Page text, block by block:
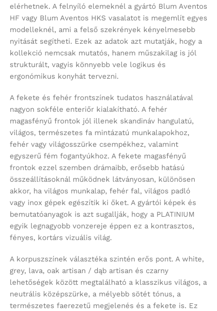
elérhetnek. A felnyíló elemeknél a gyártó Blum Aventos
HF vagy Blum Aventos HKS vasalatot is megemlít egyes
modelleknél, ami a felső szekrények kényelmesebb
nyitását segítheti. Ezek az adatok azt mutatják, hogy a
kollekció nemcsak mutatós, hanem műszakilag is jól
strukturált, vagyis könnyebb vele logikus és
ergonómikus konyhát tervezni.
A fekete és fehér frontszínek tudatos használatával
nagyon sokféle enteriőr kialakítható. A fehér
magasfényű frontok jól illenek skandináv hangulatú,
világos, természetes fa mintázatú munkalapokhoz,
fehér vagy világosszürke csempékhez, valamint
egyszerű fém fogantyúkhoz. A fekete magasfényű
frontok ezzel szemben drámaibb, erősebb hatású
összeállításoknál működnek látványosan, különösen
akkor, ha világos munkalap, fehér fal, világos padló
vagy inox gépek egészítik ki őket. A gyártói képek és
bemutatóanyagok is azt sugallják, hogy a PLATINIUM
egyik legnagyobb vonzereje éppen ez a kontrasztos,
fényes, kortárs vizuális világ.
A korpuszszínek választéka szintén erős pont. A white,
grey, lava, oak artisan / dąb artisan és czarny
lehetőségek között megtalálható a klasszikus világos, a
neutrális középszürke, a mélyebb sötét tónus, a
természetes faerezetű megjelenés és a fekete is. Ez